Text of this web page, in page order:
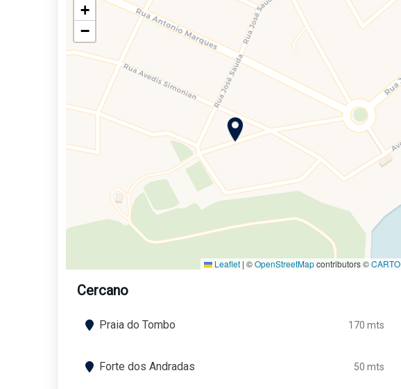
+
−
Leaflet | ©OpenStreetMapcontributors ©CARTO
Cercano
Praia do Tombo 170 mts
Forte dos Andradas 50 mts